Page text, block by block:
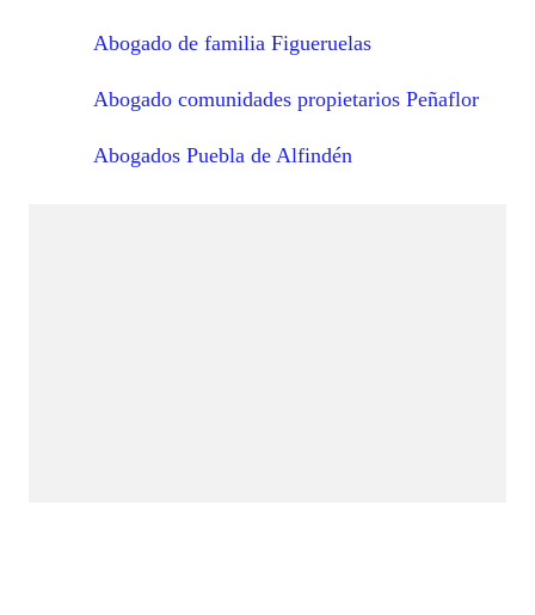
Abogado de familia Figueruelas
Abogado comunidades propietarios Peñaflor
Abogados Puebla de Alfindén